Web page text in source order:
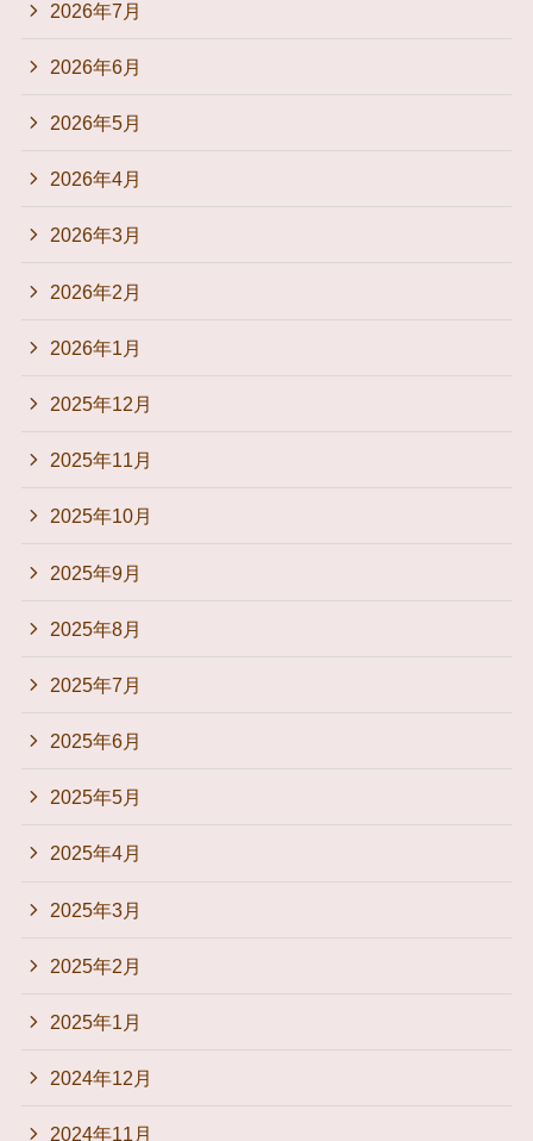
2026年7月
2026年6月
2026年5月
2026年4月
2026年3月
2026年2月
2026年1月
2025年12月
2025年11月
2025年10月
2025年9月
2025年8月
2025年7月
2025年6月
2025年5月
2025年4月
2025年3月
2025年2月
2025年1月
2024年12月
2024年11月